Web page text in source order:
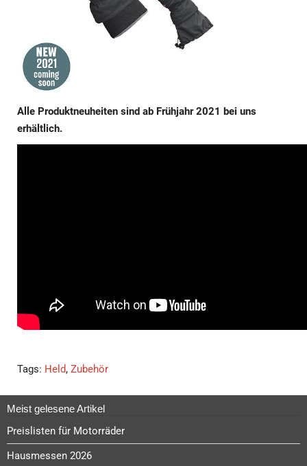
Alle Produktneuheiten sind ab Frühjahr 2021 bei uns
erhältlich.
Tags: Held, Zubehör
Meist gelesene Artikel
Preislisten für Motorräder
Hausmessen 2026